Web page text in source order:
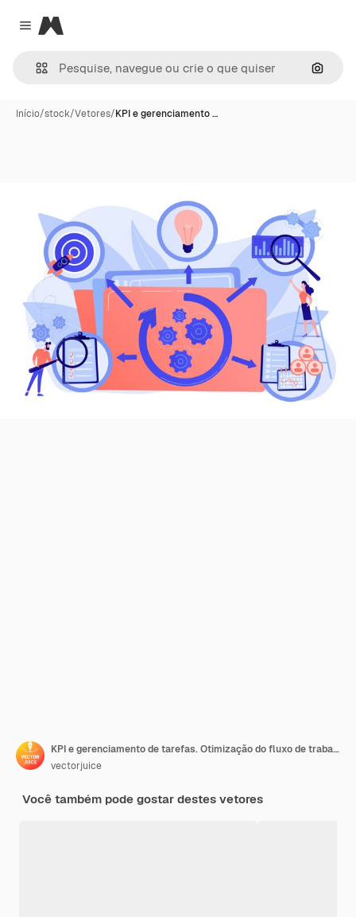
Close menu
Magnific
Início/stock/Vetores/KPI e gerenciamento …
KPI e gerenciamento de tarefas. Otimização do fluxo de trabalho
vectorjuice
Você também pode gostar destes vetores